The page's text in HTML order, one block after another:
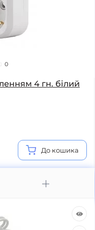
0
4 гн. білий
До кошика